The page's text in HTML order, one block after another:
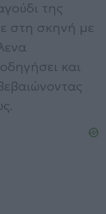
της
στη σκηνή με
και